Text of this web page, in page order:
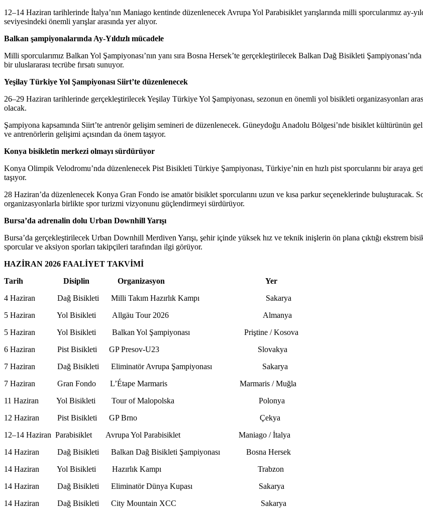
12–14 Haziran tarihlerinde İtalya’nın Maniago kentinde düzenlenecek Avrupa Yol Parabisiklet yarışlarında milli sporcularımız ay-
seviyesindeki önemli yarışlar arasında yer alıyor.
Balkan şampiyonalarında Ay-Yıldızlı mücadele
Milli sporcularımız Balkan Yol Şampiyonası’nın yanı sıra Bosna Hersek’te gerçekleştirilecek Balkan Dağ Bisikleti
bir uluslararası tecrübe fırsatı sunuyor.
Yeşilay Türkiye Yol Şampiyonası Siirt’te düzenlenecek
26–29 Haziran tarihlerinde gerçekleştirilecek Yeşilay Türkiye Yol Şampiyonası, sezonun en önemli yol bisikleti organizasyonları
olacak.
Şampiyona kapsamında Siirt’te antrenör gelişim semineri de düzenlenecek. Güneydoğu Anadolu Bölgesi’nde bisiklet kültürünün
ve antrenörlerin gelişimi açısından da önem taşıyor.
Konya bisikletin merkezi olmayı sürdürüyor
Konya Olimpik Velodromu’nda düzenlenecek Pist Bisikleti Türkiye Şampiyonası, Türkiye’nin en hızlı pist sporcularını bir araya
taşıyor.
28 Haziran’da düzenlenecek Konya Gran Fondo ise amatör bisiklet sporcularını uzun ve kısa parkur seçeneklerinde buluşturacak.
organizasyonlarla birlikte spor turizmi vizyonunu güçlendirmeyi sürdürüyor.
Bursa’da adrenalin dolu Urban Downhill Yarışı
Bursa’da gerçekleştirilecek Urban Downhill Merdiven Yarışı, şehir içinde yüksek hız ve teknik inişlerin ön plana çıktığı ekstrem
sporcular ve aksiyon sporları takipçileri tarafından ilgi görüyor.
HAZİRAN 2026 FAALİYET TAKVİMİ
Tarih Disiplin Organizasyon Yer
4 Haziran Dağ Bisikleti Milli Takım Hazırlık Kampı Sakarya
5 Haziran Yol Bisikleti Allgäu Tour 2026 Almanya
5 Haziran Yol Bisikleti Balkan Yol Şampiyonası Priştine / Kosova
6 Haziran Pist Bisikleti GP Presov-U23 Slovakya
7 Haziran Dağ Bisikleti Eliminatör Avrupa Şampiyonası Sakarya
7 Haziran Gran Fondo L’Étape Marmaris Marmaris / Muğla
11 Haziran Yol Bisikleti Tour of Malopolska Polonya
12 Haziran Pist Bisikleti GP Brno Çekya
12–14 Haziran Parabisiklet Avrupa Yol Parabisiklet Maniago / İtalya
14 Haziran Dağ Bisikleti Balkan Dağ Bisikleti Şampiyonası Bosna Hersek
14 Haziran Yol Bisikleti Hazırlık Kampı Trabzon
14 Haziran Dağ Bisikleti Eliminatör Dünya Kupası Sakarya
14 Haziran Dağ Bisikleti City Mountain XCC Sakarya